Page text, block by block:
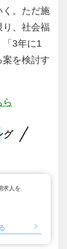
く。ただ施
、社会福
「3年に1
案を検討す
グ
求人を